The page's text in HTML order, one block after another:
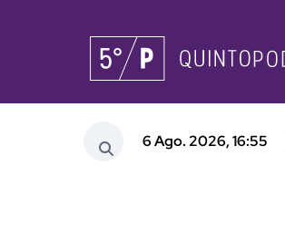
6 Ago. 2026, 16:55